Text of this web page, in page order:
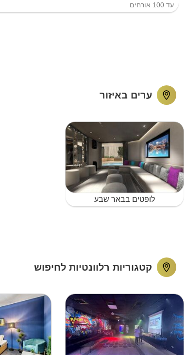
עד 100 אורחים
ערים באיזור
לופטים בבאר שבע
קטגוריות רלוונטיות לחיפוש